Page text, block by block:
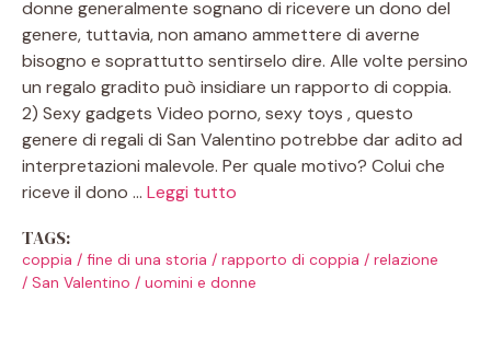
donne generalmente sognano di ricevere un dono del
genere, tuttavia, non amano ammettere di averne
bisogno e soprattutto sentirselo dire. Alle volte persino
un regalo gradito può insidiare un rapporto di coppia.
2) Sexy gadgets Video porno, sexy toys , questo
genere di regali di San Valentino potrebbe dar adito ad
interpretazioni malevole. Per quale motivo? Colui che
riceve il dono … Leggi tutto
TAGS:
coppia / fine di una storia / rapporto di coppia / relazione
/ San Valentino / uomini e donne